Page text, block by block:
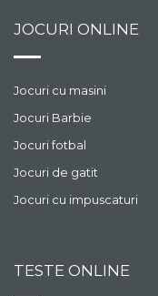
JOCURI ONLINE
Jocuri cu masini
Jocuri Barbie
Jocuri fotbal
Jocuri de gatit
Jocuri cu impuscaturi
TESTE ONLINE